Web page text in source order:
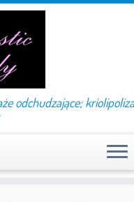
odchudzające;